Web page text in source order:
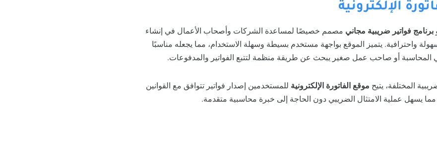
الإلكترونية
برنامج فواتير ضريبية مجاني مصمم خصيصًا لمساعدة الشركات وأصحاب الأعمال في إنشاء
بسهولة واحترافية. يتميز الموقع بواجهة مستخدم بسيطة وسهلة الاستخدام، مما يجعله مناسبًا
المحاسبة أو صاحب عمل صغير يبحث عن طريقة منظمة لتتبع الفواتير والمدفوعات.
المختلفة، يتيح موقع الفاتورة الإلكترونية للمستخدمين إصدار فواتير تتوافق مع القوانين
يسهل عملية الامتثال الضريبي دون الحاجة إلى خبرة محاسبية متقدمة.